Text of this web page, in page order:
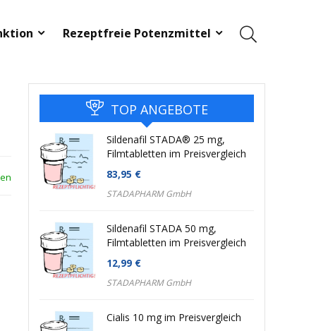
Rezeptfreie Potenzmittel
TOP ANGEBOTE
Sildenafil STADA® 25 mg,
Filmtabletten im Preisvergleich
83,95 €
STADAPHARM GmbH
Sildenafil STADA 50 mg,
Filmtabletten im Preisvergleich
12,99 €
STADAPHARM GmbH
Cialis 10 mg im Preisvergleich